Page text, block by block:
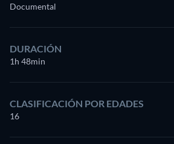
Documental
DURACIÓN
1h 48min
CLASIFICACIÓN POR EDADES
16